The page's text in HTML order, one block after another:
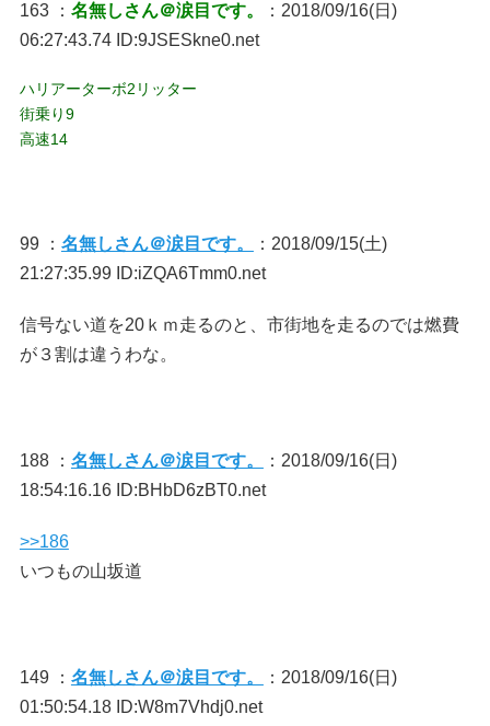
163 ： 名無しさん＠涙目です。
：2018/09/16(日)
06:27:43.74 ID:9JSESkne0.net
ハリアーターボ2リッター
街乗り9
高速14
99 ： 名無しさん＠涙目です。
：2018/09/15(土)
21:27:35.99 ID:iZQA6Tmm0.net
信号ない道を20ｋｍ走るのと、市街地を走るのでは燃費
が３割は違うわな。
188 ： 名無しさん＠涙目です。
：2018/09/16(日)
18:54:16.16 ID:BHbD6zBT0.net
>>186
いつもの山坂道
149 ： 名無しさん＠涙目です。
：2018/09/16(日)
01:50:54.18 ID:W8m7Vhdj0.net